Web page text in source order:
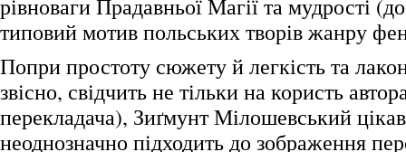
рівноваги Прадавньої Магії та мудрості
типовий мотив польських творів жанру
Попри простоту сюжету й легкість та
звісно, свідчить не тільки на користь
перекладача), Зиґмунт Мілошевський
неоднозначно підходить до зображення